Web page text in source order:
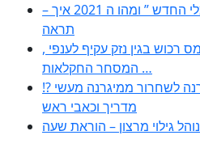
– משבר הקורונה “? נורמלי החדש ” ומהו ה 2021 איך
תראה
, התעשייה , פיצויי מס רכוש בגין נזק עקיף לענפי
המסחר החקלאות …
!? איך להפרד מהמיגרנה לשחרור ממיגרנה מעשי
מדריך וכאבי ראש
נוהל גילוי מרצון – הוראת שעה